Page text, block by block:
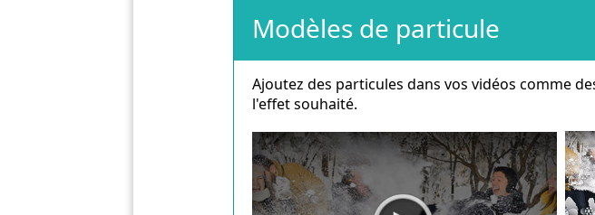
Modèles de particule
Ajoutez des particules dans vos vidéos comme
l'effet souhaité.